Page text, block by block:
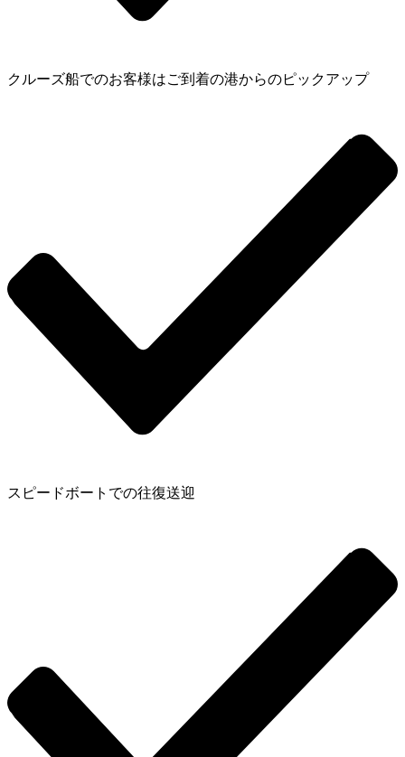
クルーズ船でのお客様はご到着の港からのピックアップ
スピードボートでの往復送迎